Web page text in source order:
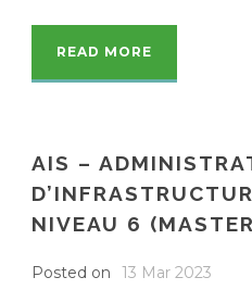
READ MORE
AIS –
NIVEAU 6
Posted on
13 Mar 2023